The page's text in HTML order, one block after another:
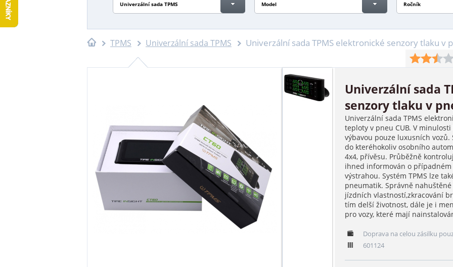
Univerzální sada TPMS Model Ročník
TPMS Univerzální sada TPMS Univerzální sada TPMS elektronické senzory tlaku v
Univerzální sada
senzory tlaku v
Univerzální sada TPMS
teploty v pneu CUB. V
výbavou pouze luxusních
do kteréhokoliv osobního
4x4, přívěsu. Průběžně
ihned informován o
výstrahou. Systém TPMS lze
pneumatik. Správně
jízdních vlastností,zkracování
tím delší životnost, dále je i
pro vozy, které mají
Doprava na celou zásilku
601124